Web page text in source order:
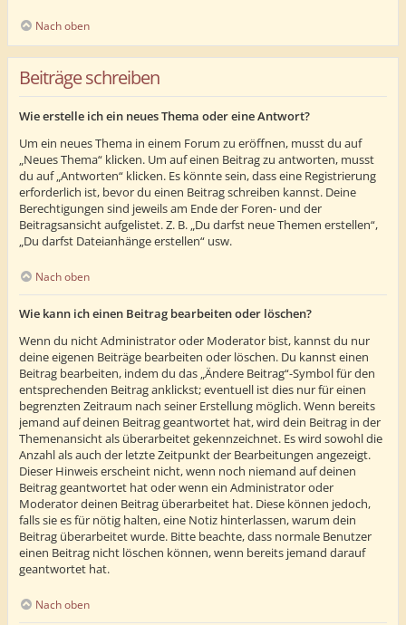
Nach oben
Beiträge schreiben
Wie erstelle ich ein neues Thema oder eine Antwort?
Um ein neues Thema in einem Forum zu eröffnen, musst du auf
„Neues Thema“ klicken. Um auf einen Beitrag zu antworten, musst
du auf „Antworten“ klicken. Es könnte sein, dass eine Registrierung
erforderlich ist, bevor du einen Beitrag schreiben kannst. Deine
Berechtigungen sind jeweils am Ende der Foren- und der
Beitragsansicht aufgelistet. Z. B. „Du darfst neue Themen erstellen“,
„Du darfst Dateianhänge erstellen“ usw.
Nach oben
Wie kann ich einen Beitrag bearbeiten oder löschen?
Wenn du nicht Administrator oder Moderator bist, kannst du nur
deine eigenen Beiträge bearbeiten oder löschen. Du kannst einen
Beitrag bearbeiten, indem du das „Ändere Beitrag“-Symbol für den
entsprechenden Beitrag anklickst; eventuell ist dies nur für einen
begrenzten Zeitraum nach seiner Erstellung möglich. Wenn bereits
jemand auf deinen Beitrag geantwortet hat, wird dein Beitrag in der
Themenansicht als überarbeitet gekennzeichnet. Es wird sowohl die
Anzahl als auch der letzte Zeitpunkt der Bearbeitungen angezeigt.
Dieser Hinweis erscheint nicht, wenn noch niemand auf deinen
Beitrag geantwortet hat oder wenn ein Administrator oder
Moderator deinen Beitrag überarbeitet hat. Diese können jedoch,
falls sie es für nötig halten, eine Notiz hinterlassen, warum dein
Beitrag überarbeitet wurde. Bitte beachte, dass normale Benutzer
einen Beitrag nicht löschen können, wenn bereits jemand darauf
geantwortet hat.
Nach oben